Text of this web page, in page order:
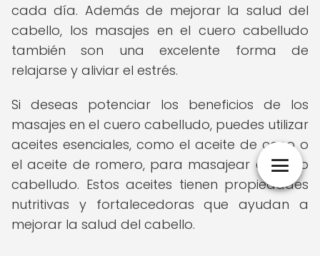
cada día. Además de mejorar la salud del
cabello, los masajes en el cuero cabelludo
también son una excelente forma de
relajarse y aliviar el estrés.
Si deseas potenciar los beneficios de los
masajes en el cuero cabelludo, puedes utilizar
aceites esenciales, como el aceite de coco o
el aceite de romero, para masajear el cuero
cabelludo. Estos aceites tienen propiedades
nutritivas y fortalecedoras que ayudan a
mejorar la salud del cabello.